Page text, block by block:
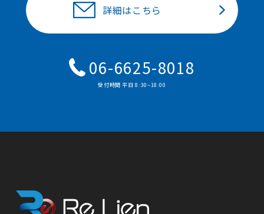
詳細はこちら
06-6625-8018
受付時間 平⽇ 8:30~18:00